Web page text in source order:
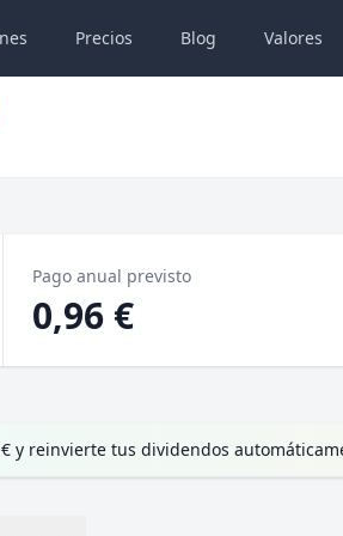
Precios Blog Valores
Pago anual previsto
0,96 €
y reinvierte tus dividendos